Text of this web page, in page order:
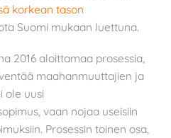
korkean tason
Suomi mukaan luettuna.
2016 aloittamaa prosessia,
maahanmuuttajien ja
ole uusi
vaan nojaa useisiin
Prosessin toinen osa,